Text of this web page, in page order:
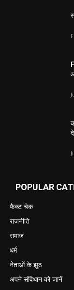
POPULAR
फैक्ट चेक
राजनीति
समाज
धर्म
नेताओं के झूठ
अपने संविधान को जानें